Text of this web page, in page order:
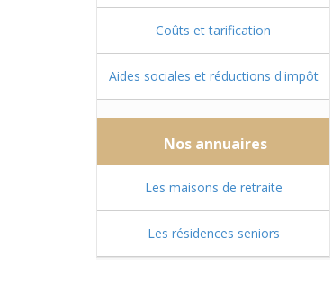
Coûts et tarification
Aides sociales et réductions d'impôt
Nos annuaires
Les maisons de retraite
Les résidences seniors